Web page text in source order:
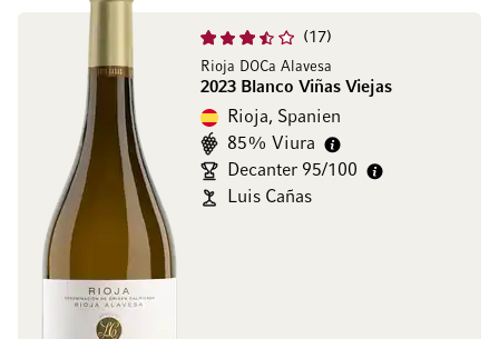
17
Rioja DOCa Alavesa
2023 Blanco Viñas Viejas
Rioja, Spanien
85% Viura
Decanter 95/100
Luis Cañas